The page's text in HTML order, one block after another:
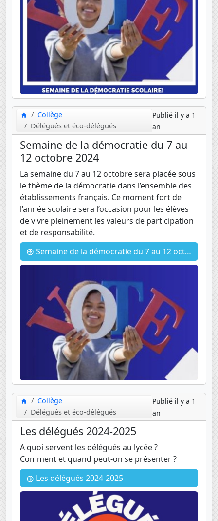
Collège
Délégués et éco-délégués
Publié il y a 1
an
Semaine de la démocratie du 7 au
12 octobre 2024
La semaine du 7 au 12 octobre sera placée sous
le thème de la démocratie dans l’ensemble des
établissements français. Ce moment fort de
l’année scolaire sera l’occasion pour les élèves
de vivre pleinement les valeurs de participation
et de responsabilité.
Semaine de la démocratie du 7 au 12 octobre 2024
Collège
Délégués et éco-délégués
Publié il y a 1
an
Les délégués 2024-2025
A quoi servent les délégués au lycée ?
Comment et quand peut-on se présenter ?
Les délégués 2024-2025